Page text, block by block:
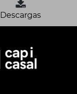
Descargas